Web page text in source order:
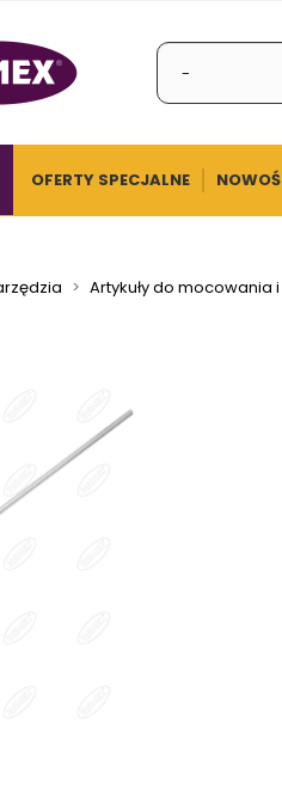
OFERTY SPECJALNE
Artykuły do mocowania i